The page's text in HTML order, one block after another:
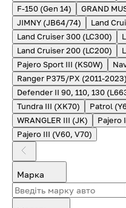
F-150 (Gen 14)
GRAND
JIMNY (JB64/74)
Land
Land Cruiser 300 (LC300)
Land Cruiser 200 (LC200)
Pajero Sport III (KS0W)
Ranger P375/PX (2011-2023)
Defender II 90, 110, 130
Tundra III (XK70)
Patrol
WRANGLER III (JK)
Pajero
Pajero III (V60, V70)
Марка